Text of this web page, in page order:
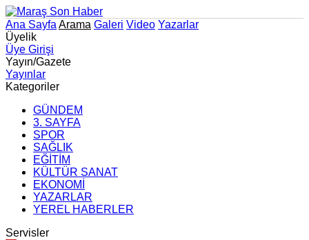
Ana Sayfa Arama Galeri Video Yazarlar
Üyelik
Üye Girişi
Yayın/Gazete
Yayınlar
Kategoriler
GÜNDEM
3. SAYFA
SPOR
SAĞLIK
EĞİTİM
KÜLTÜR SANAT
EKONOMİ
YAZARLAR
YEREL HABERLER
Servisler